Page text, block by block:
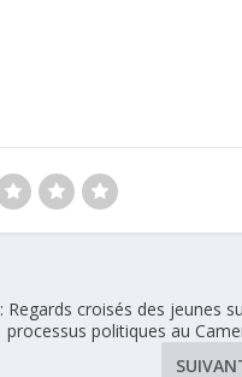
Regards croisés des jeunes
processus politiques au